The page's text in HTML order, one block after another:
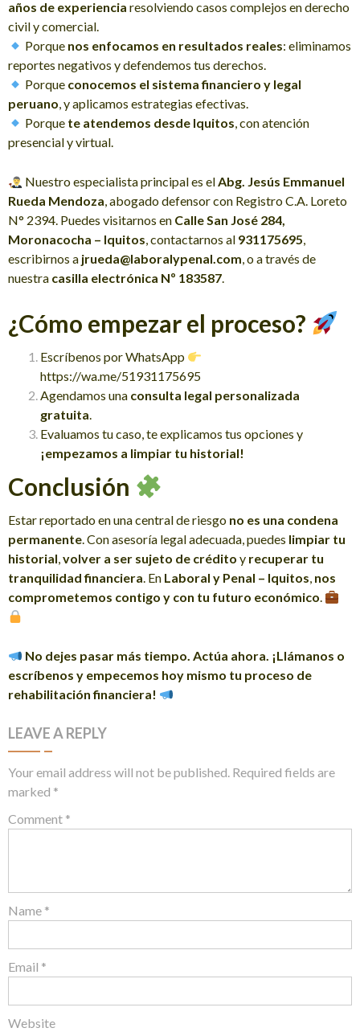
años de experiencia resolviendo casos complejos en derecho
civil y comercial.
Porque nos enfocamos en resultados reales: eliminamos
reportes negativos y defendemos tus derechos.
Porque conocemos el sistema financiero y legal
peruano, y aplicamos estrategias efectivas.
Porque te atendemos desde Iquitos, con atención
presencial y virtual.
Nuestro especialista principal es elAbg. Jesús Emmanuel
Rueda Mendoza, abogado defensor con Registro C.A. Loreto
N° 2394. Puedes visitarnos en Calle San José 284,
Moronacocha – Iquitos, contactarnos al 931175695,
escribirnos a jrueda@laboralypenal.com, o a través de
nuestra casilla electrónica Nº 183587.
¿Cómo empezar el proceso?
Escríbenos por WhatsApp
https://wa.me/51931175695
Agendamos una consulta legal personalizada
gratuita.
Evaluamos tu caso, te explicamos tus opciones y
¡empezamos a limpiar tu historial!
Conclusión
Estar reportado en una central de riesgo no es una condena
permanente. Con asesoría legal adecuada, puedes limpiar tu
historial,volver a ser sujeto de crédito y recuperar tu
tranquilidad financiera. En Laboral y Penal – Iquitos, nos
comprometemos contigo y con tu futuro económico.
No dejes pasar más tiempo. Actúa ahora. ¡Llámanos o
escríbenos y empecemos hoy mismo tu proceso de
rehabilitación financiera!
LEAVE A REPLY
Your email address will not be published. Required fields are
marked *
Comment *
Name *
Email *
Website